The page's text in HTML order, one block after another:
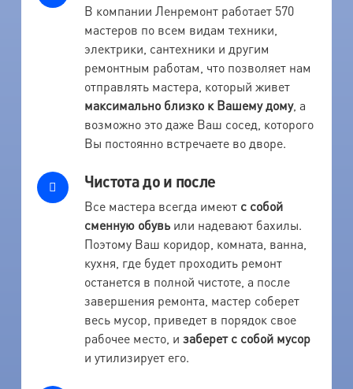
В компании Ленремонт работает 570
мастеров по всем видам техники,
электрики, сантехники и другим
ремонтным работам, что позволяет нам
отправлять мастера, который живет
максимально близко к Вашему дому, а
возможно это даже Ваш сосед, которого
Вы постоянно встречаете во дворе.
Чистота до и после
Все мастера всегда имеют с собой
сменную обувьили надевают бахилы.
Поэтому Ваш коридор, комната, ванна,
кухня, где будет проходить ремонт
останется в полной чистоте, а после
завершения ремонта, мастер соберет
весь мусор, приведет в порядок свое
рабочее место, и заберет с собой мусор
и утилизирует его.